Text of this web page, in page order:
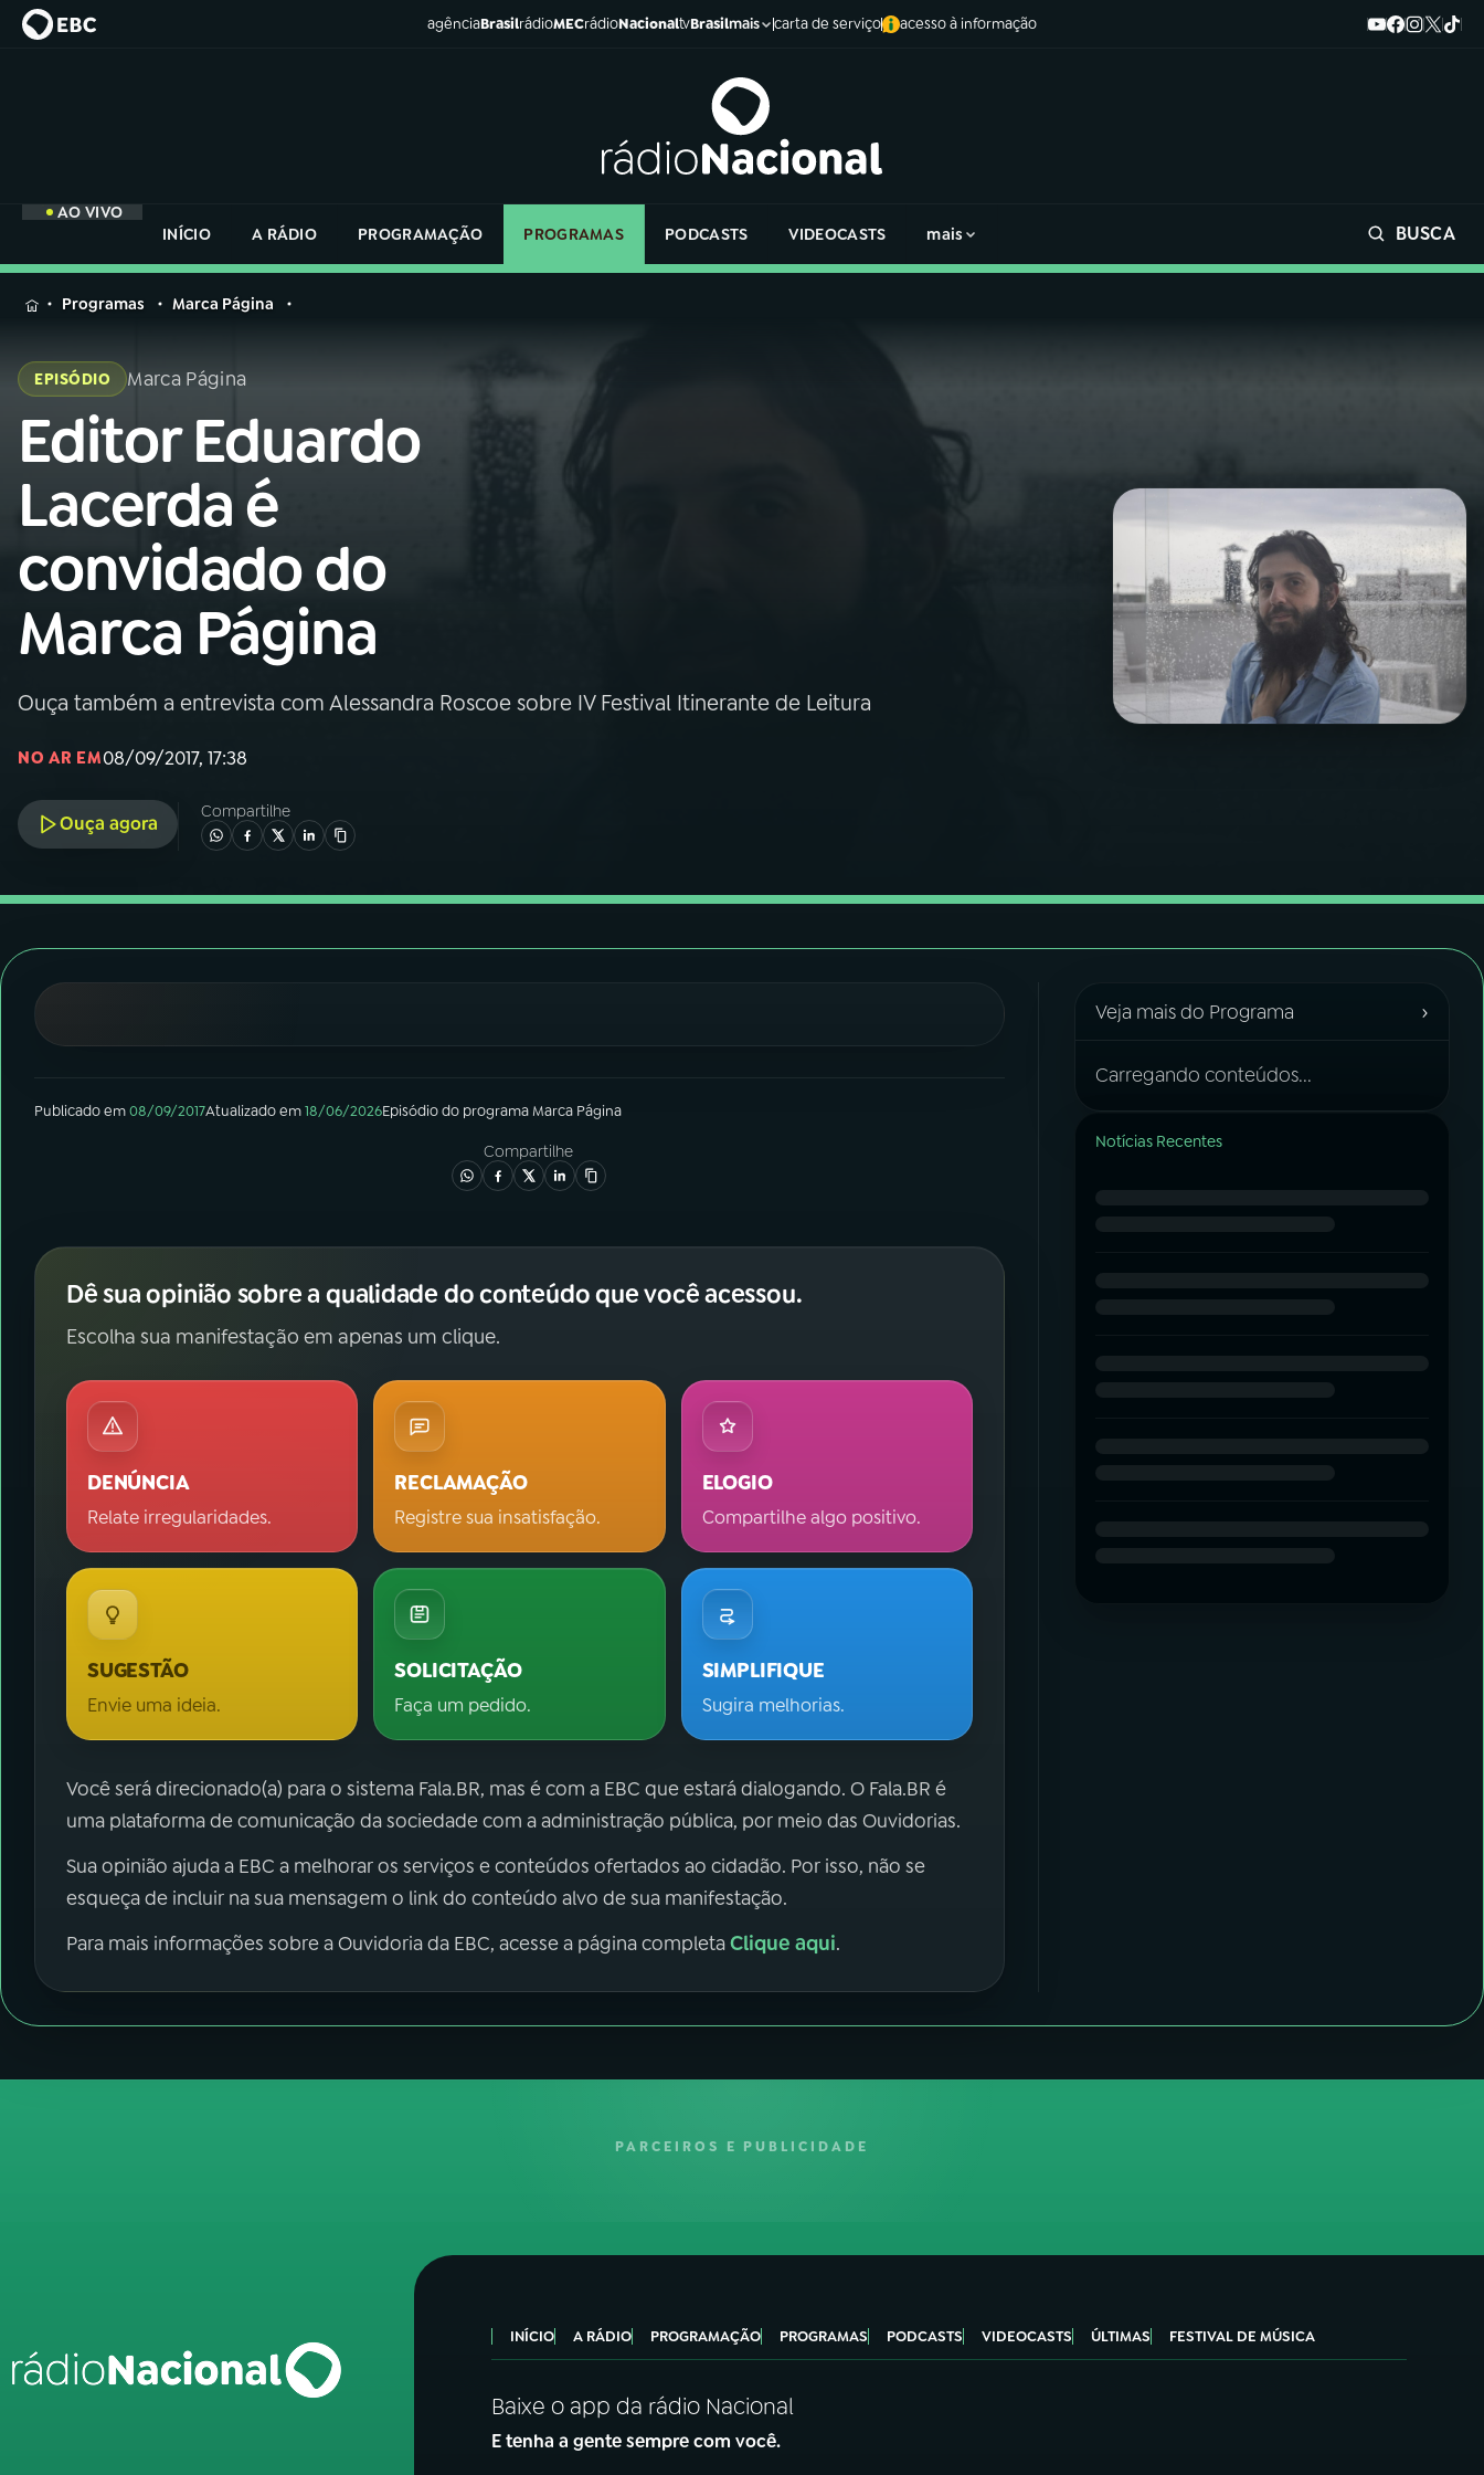
agênciaBrasilrádioMECrádioNacionaltvBrasilmais carta de serviço acesso à informação
AO VIVO
INÍCIO
A RÁDIO PROGRAMAÇÃO PROGRAMAS PODCASTS VIDEOCASTS mais BUSCA
MENU
Buscar
na
Rádio
Nacional
AO VIVO
01 INÍCIO
02A RÁDIO
03PROGRAMAÇÃO
05PODCASTS
TikTok
na
Rádio
Nacional
Programas Marca Página
EPISÓDIO Marca Página
Editor Eduardo
Lacerda é
convidado do
Marca Página
Ouça também a entrevista com Alessandra Roscoe sobre IV Festival Itinerante de Leitura
NO AR EM08/09/2017, 17:38
Ouça agora
Compartilhe
Publicado em08/09/2017Atualizado em18/06/2026Episódiodo programa Marca Página
Compartilhe
Dê sua opinião sobre a qualidade do conteúdo que você acessou.
Escolha sua manifestação em apenas um clique.
DENÚNCIA
Relate irregularidades.
RECLAMAÇÃO
Registre sua insatisfação.
ELOGIO
Compartilhe algo positivo.
SUGESTÃO
Envie uma ideia.
SOLICITAÇÃO
Faça um pedido.
SIMPLIFIQUE
Sugira melhorias.
Você será direcionado(a) para o sistema Fala.BR, mas é com a EBC que estará dialogando. O Fala.BR é
uma plataforma de comunicação da sociedade com a administração pública, por meio das Ouvidorias.
Sua opinião ajuda a EBC a melhorar os serviços e conteúdos ofertados ao cidadão. Por isso, não se
esqueça de incluir na sua mensagem o link do conteúdo alvo de sua manifestação.
Para mais informações sobre a Ouvidoria da EBC, acesse a página completaClique aqui.
Veja mais do Programa ›
Carregando conteúdos...
Notícias Recentes
PARCEIROS E PUBLICIDADE
INÍCIO A RÁDIO PROGRAMAÇÃO PROGRAMAS PODCASTS VIDEOCASTS ÚLTIMAS FESTIVAL DE MÚSICA
Baixe o app da rádio Nacional
E tenha a gente sempre com você.